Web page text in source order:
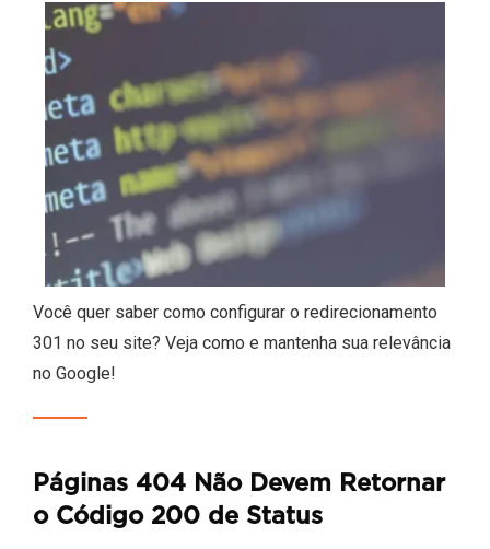
Você quer saber como configurar o redirecionamento
301 no seu site? Veja como e mantenha sua relevância
no Google!
Páginas 404 Não Devem Retornar
o Código 200 de Status